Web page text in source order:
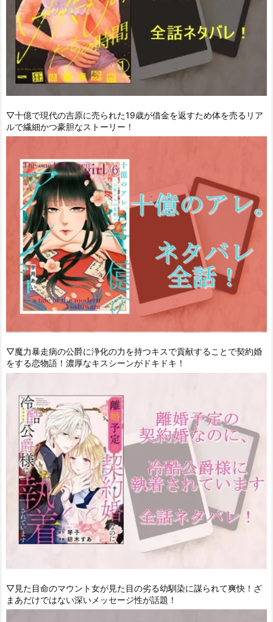
▽十億で現代の吉原に売られた19歳が借金を返すため体を売るリア
ルで繊細かつ豪胆なストーリー！
▽魔力暴走病の公爵に浄化の力を持つキスで貢献することで契約婚
をする恋物語！濃厚なキスシーンがドキドキ！
▽見た目命のマウント女が見た目の劣る幼馴染に謀られて爽快！ざ
まあだけではない深いメッセージ性が話題！